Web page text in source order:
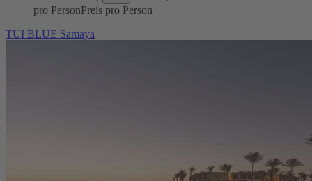
pro PersonPreis pro Person
TUI BLUE Samaya